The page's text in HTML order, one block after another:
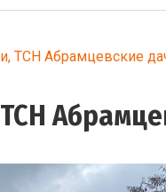
ТСН Абрамцевские